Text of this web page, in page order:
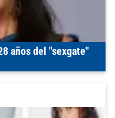
años del "sexgate"